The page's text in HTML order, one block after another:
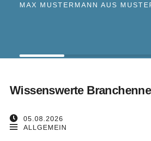
MAX MUSTERMANN AUS
Wissenswerte
05.08.2026
ALLGEMEIN